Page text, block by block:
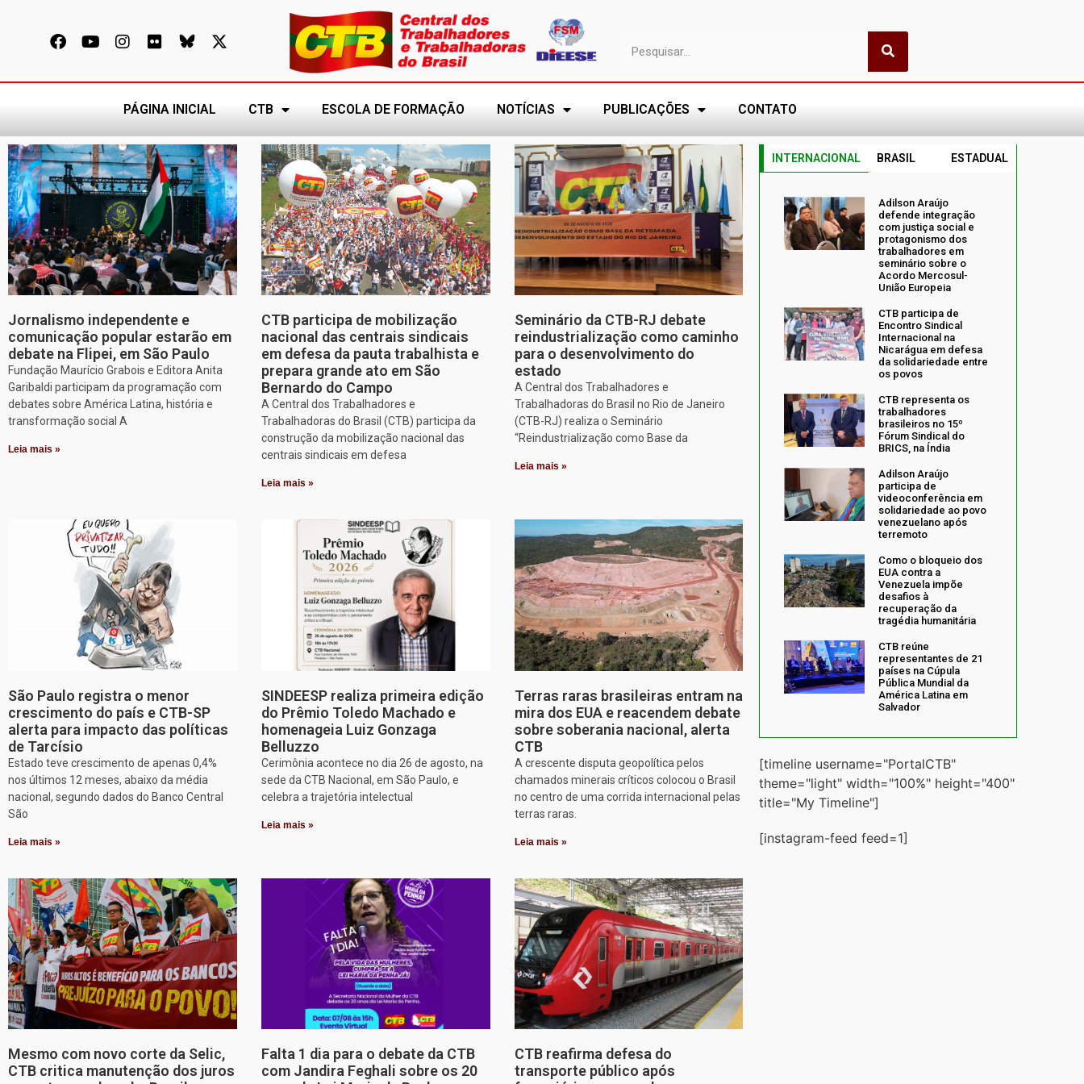
PÁGINA INICIAL CTB ESCOLA DE FORMAÇÃO NOTÍCIAS PUBLICAÇÕES CONTATO
Jornalismo independente e
comunicação popular estarão em
debate na Flipei, em São Paulo
Fundação Maurício Grabois e Editora Anita
Garibaldi participam da programação com
debates sobre América Latina, história e
transformação social A
Leia mais »
CTB participa de mobilização
nacional das centrais sindicais
em defesa da pauta trabalhista e
prepara grande ato em São
Bernardo do Campo
A Central dos Trabalhadores e
Trabalhadoras do Brasil (CTB) participa da
construção da mobilização nacional das
centrais sindicais em defesa
Leia mais »
Seminário da CTB-RJ debate
reindustrialização como caminho
para o desenvolvimento do
estado
A Central dos Trabalhadores e
Trabalhadoras do Brasil no Rio de Janeiro
(CTB-RJ) realiza o Seminário
“Reindustrialização como Base da
Leia mais »
São Paulo registra o menor
crescimento do país e CTB-SP
alerta para impacto das políticas
de Tarcísio
Estado teve crescimento de apenas 0,4%
nos últimos 12 meses, abaixo da média
nacional, segundo dados do Banco Central
São
Leia mais »
SINDEESP realiza primeira edição
do Prêmio Toledo Machado e
homenageia Luiz Gonzaga
Belluzzo
Cerimônia acontece no dia 26 de agosto, na
sede da CTB Nacional, em São Paulo, e
celebra a trajetória intelectual
Leia mais »
Terras raras brasileiras entram na
mira dos EUA e reacendem debate
sobre soberania nacional, alerta
CTB
A crescente disputa geopolítica pelos
chamados minerais críticos colocou o Brasil
no centro de uma corrida internacional pelas
terras raras.
Leia mais »
Mesmo com novo corte da Selic,
CTB critica manutenção dos juros
Falta 1 dia para o debate da CTB
com Jandira Feghali sobre os 20
CTB reafirma defesa do
transporte público após
INTERNACIONAL BRASIL ESTADUAL
Adilson Araújo
defende integração
com justiça social e
protagonismo dos
trabalhadores em
seminário sobre o
Acordo Mercosul-
União Europeia
CTB participa de
Encontro Sindical
Internacional na
Nicarágua em defesa
da solidariedade entre
os povos
CTB representa os
trabalhadores
brasileiros no 15º
Fórum Sindical do
BRICS, na Índia
Adilson Araújo
participa de
videoconferência em
solidariedade ao povo
venezuelano após
terremoto
Como o bloqueio dos
EUA contra a
Venezuela impõe
desafios à
recuperação da
tragédia humanitária
CTB reúne
representantes de 21
países na Cúpula
Pública Mundial da
América Latina em
Salvador
[timeline username="PortalCTB"
theme="light" width="100%" height="400"
title="My Timeline"]
[instagram-feed feed=1]